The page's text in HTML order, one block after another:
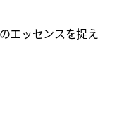
エッセンスを捉え